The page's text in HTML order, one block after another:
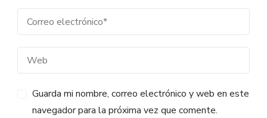
Guarda mi nombre, correo electrónico y web en este
navegador para la próxima vez que comente.